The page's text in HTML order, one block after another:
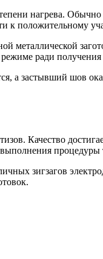
нагрева.
к положительному
металлической
ради получения
а застывший шов
Качество
зигзагов